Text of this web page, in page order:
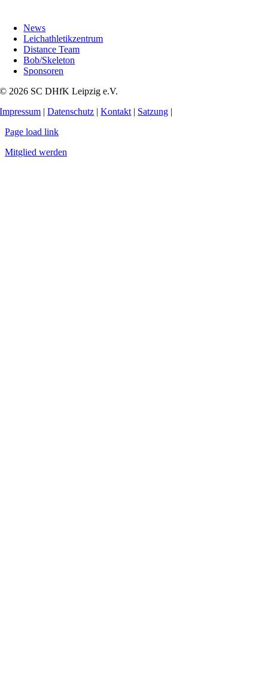
News
Leichathletikzentrum
Distance Team
Bob/Skeleton
Sponsoren
© 2026 SC DHfK Leipzig e.V.
Impressum |Datenschutz |Kontakt | Satzung |
Page load link
Mitglied werden